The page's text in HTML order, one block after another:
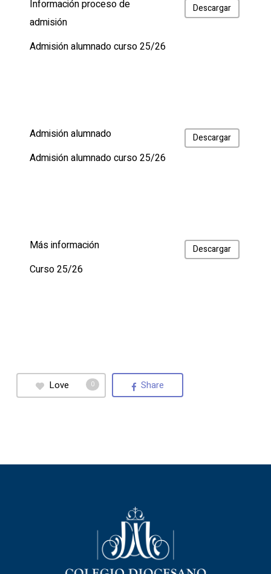
Información proceso de
admisión
Admisión alumnado curso 25/26
Descargar
Admisión alumnado
Admisión alumnado curso 25/26
Descargar
Más información
Curso 25/26
Descargar
Love 0 Share